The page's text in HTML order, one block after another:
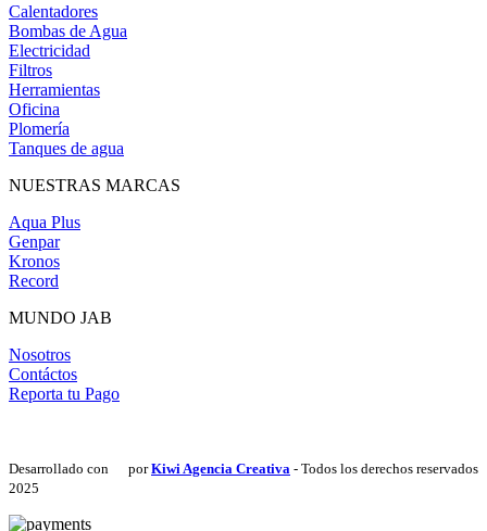
Calentadores
Bombas de Agua
Electricidad
Filtros
Herramientas
Oficina
Plomería
Tanques de agua
NUESTRAS MARCAS
Aqua Plus
Genpar
Kronos
Record
MUNDO JAB
Nosotros
Contáctos
Reporta tu Pago
Desarrollado con porKiwi Agencia Creativa - Todos los derechos reservados
2025